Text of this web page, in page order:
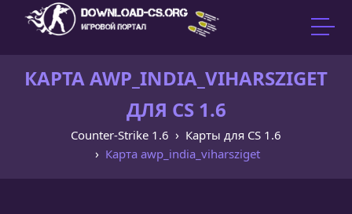
КАРТА AWP_INDIA_VIHARSZIGET
ДЛЯ CS 1.6
Counter-Strike 1.6
Карты для CS 1.6
Карта awp_india_viharsziget